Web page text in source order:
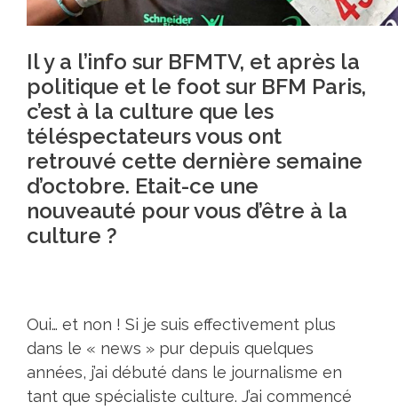
Il y a l’info sur BFMTV, et après la
politique et le foot sur BFM Paris,
c’est à la culture que les
téléspectateurs vous ont
retrouvé cette dernière semaine
d’octobre. Etait-ce une
nouveauté pour vous d’être à la
culture ?
Oui… et non ! Si je suis effectivement plus
dans le « news » pur depuis quelques
années, j’ai débuté dans le journalisme en
tant que spécialiste culture. J’ai commencé